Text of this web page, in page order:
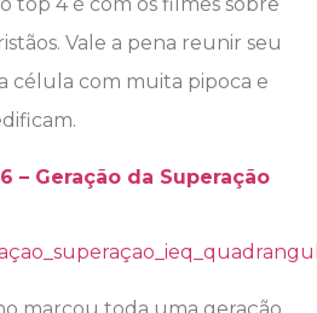
top 4 é com os filmes sobre
Vale a pena reunir seu
célula com muita pipoca e
– Geração da Superação
marcou toda uma geração